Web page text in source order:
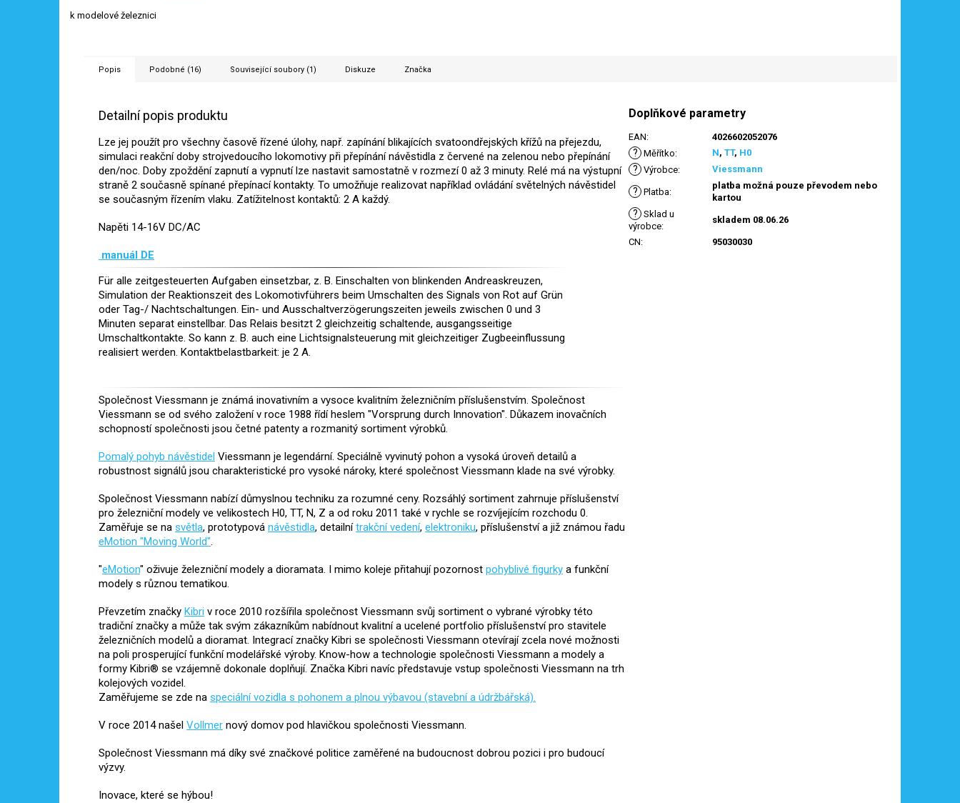
k modelové železnici
Popis Podobné (16) Související soubory (1) Diskuze Značka
Detailní popis produktu
Lze jej použít pro všechny časově řízené úlohy, např. zapínání blikajících svatoondřejských křížů na přejezdu,
simulaci reakční doby strojvedoucího lokomotivy při přepínání návěstidla z červené na zelenou nebo přepínání
den/noc. Doby zpoždění zapnutí a vypnutí lze nastavit samostatně v rozmezí 0 až 3 minuty. Relé má na výstupní
straně 2 současně spínané přepínací kontakty. To umožňuje realizovat například ovládání světelných návěstidel
se současným řízením vlaku. Zatížitelnost kontaktů: 2 A každý.
Napěti 14-16V DC/AC
manuál DE
Für alle zeitgesteuerten Aufgaben einsetzbar, z. B. Einschalten von blinkenden Andreaskreuzen,
Simulation der Reaktionszeit des Lokomotivführers beim Umschalten des Signals von Rot auf Grün
oder Tag-/ Nachtschaltungen. Ein- und Ausschaltverzögerungszeiten jeweils zwischen 0 und 3
Minuten separat einstellbar. Das Relais besitzt 2 gleichzeitig schaltende, ausgangsseitige
Umschaltkontakte. So kann z. B. auch eine Lichtsignalsteuerung mit gleichzeitiger Zugbeeinflussung
realisiert werden. Kontaktbelastbarkeit: je 2 A.
Společnost Viessmann je známá inovativním a vysoce kvalitním železničním příslušenstvím. Společnost
Viessmann se od svého založení v roce 1988 řídí heslem "Vorsprung durch Innovation". Důkazem inovačních
schopností společnosti jsou četné patenty a rozmanitý sortiment výrobků.
Pomalý pohyb návěstidel Viessmann je legendární. Speciálně vyvinutý pohon a vysoká úroveň detailů a
robustnost signálů jsou charakteristické pro vysoké nároky, které společnost Viessmann klade na své výrobky.
Společnost Viessmann nabízí důmyslnou techniku za rozumné ceny. Rozsáhlý sortiment zahrnuje příslušenství
pro železniční modely ve velikostech H0, TT, N, Z a od roku 2011 také v rychle se rozvíjejícím rozchodu 0.
Zaměřuje se na světla, prototypová návěstidla, detailnítrakční vedení, elektroniku, příslušenství a již známou řadu
eMotion "Moving World".
"eMotion" oživuje železniční modely a dioramata. I mimo koleje přitahují pozornost pohyblivé figurky a funkční
modely s různou tematikou.
Převzetím značky Kibri v roce 2010 rozšířila společnost Viessmann svůj sortiment o vybrané výrobky této
tradiční značky a může tak svým zákazníkům nabídnout kvalitní a ucelené portfolio příslušenství pro stavitele
železničních modelů a dioramat. Integrací značky Kibri se společnosti Viessmann otevírají zcela nové možnosti
na poli prosperující funkční modelářské výroby. Know-how a technologie společnosti Viessmann a modely a
formy Kibri® se vzájemně dokonale doplňují. Značka Kibri navíc představuje vstup společnosti Viessmann na trh
kolejových vozidel.
Zaměřujeme se zde na speciální vozidla s pohonem a plnou výbavou (stavební a údržbářská).
V roce 2014 našel Vollmer nový domov pod hlavičkou společnosti Viessmann.
Společnost Viessmann má díky své značkové politice zaměřené na budoucnost dobrou pozici i pro budoucí
výzvy.
Inovace, které se hýbou!
Doplňkové parametry
EAN: 4026602052076
? Měřítko: N,TT, H0
? Výrobce: Viessmann
? Platba:
platba možná pouze převodem nebo
kartou
? Sklad u
výrobce:
skladem 08.06.26
CN: 95030030